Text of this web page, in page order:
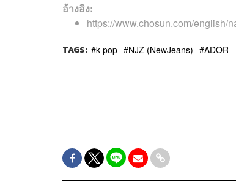
อ้างอิง:
https://www.chosun.com/english/
TAGS: k-pop NJZ (NewJeans) ADOR